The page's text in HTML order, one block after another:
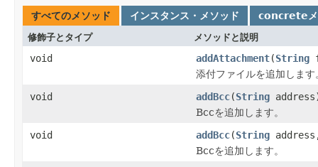
すべてのメソッド インスタンス・メソッド concreteメ
修飾子とタイプ メソッドと説明
void addAttachment(String
添付ファイルを追加します
void
addBcc(String
Bccを追加します。
void
addBcc(String
Bccを追加します。